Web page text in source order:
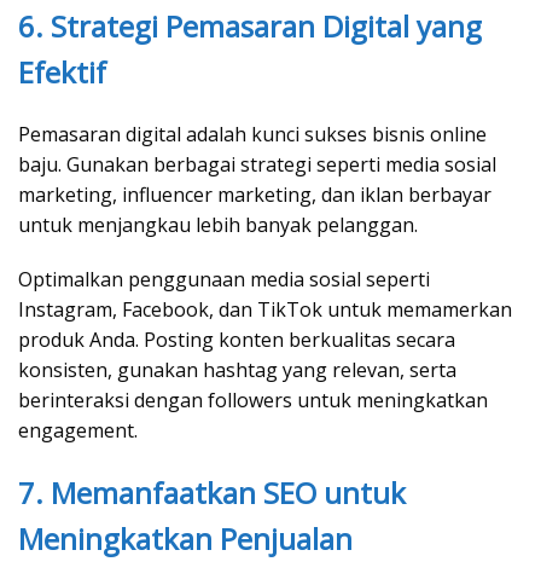
6. Strategi Pemasaran Digital yang
Efektif
Pemasaran digital adalah kunci sukses bisnis online
baju. Gunakan berbagai strategi seperti media sosial
marketing, influencer marketing, dan iklan berbayar
untuk menjangkau lebih banyak pelanggan.
Optimalkan penggunaan media sosial seperti
Instagram, Facebook, dan TikTok untuk memamerkan
produk Anda. Posting konten berkualitas secara
konsisten, gunakan hashtag yang relevan, serta
berinteraksi dengan followers untuk meningkatkan
engagement.
7. Memanfaatkan SEO untuk
Meningkatkan Penjualan